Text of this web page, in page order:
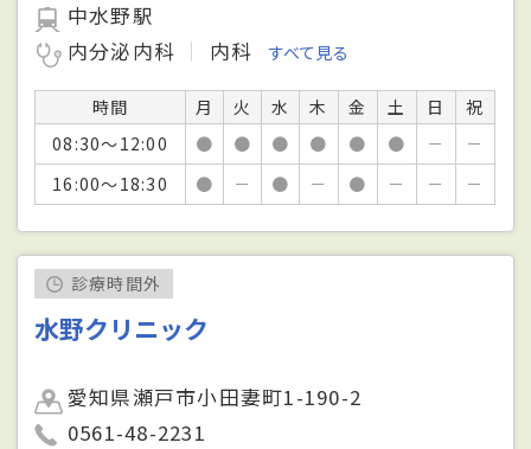
中水野駅
内分泌内科
内科 すべて見る
時間 月 火 水 木 金 土 日
祝
08:30～12:00
● ● ● ● ● ● －
－
16:00～18:30
● － ● － ● － － －
診療時間外
水野クリニック
愛知県瀬戸市小田妻町1-190-2
0561-48-2231